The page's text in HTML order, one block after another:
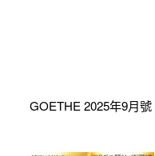
GOETHE 2025年9月號